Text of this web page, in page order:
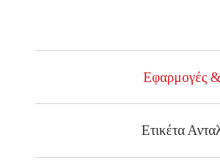
Εφαρμογές
Ετικέτα